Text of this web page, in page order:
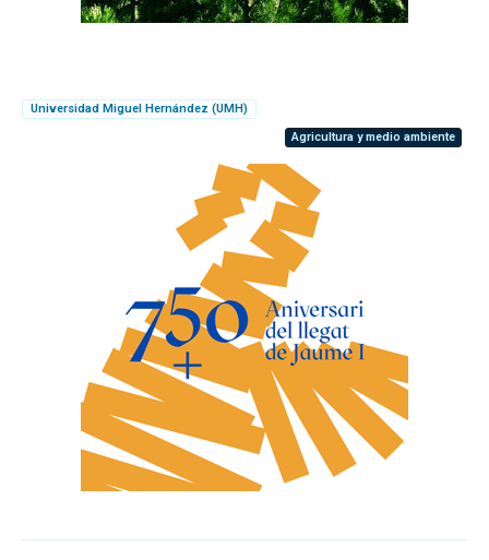
Universidad Miguel Hernández (UMH)
Agricultura y medio ambiente